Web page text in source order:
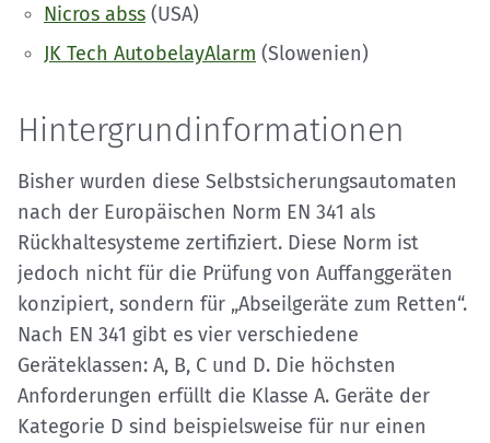
Nicros abss (USA)
JK Tech AutobelayAlarm (Slowenien)
Hintergrundinformationen
Bisher wurden diese Selbstsicherungsautomaten
nach der Europäischen Norm EN 341 als
Rückhaltesysteme zertifiziert. Diese Norm ist
jedoch nicht für die Prüfung von Auffanggeräten
konzipiert, sondern für „Abseilgeräte zum Retten“.
Nach EN 341 gibt es vier verschiedene
Geräteklassen: A, B, C und D. Die höchsten
Anforderungen erfüllt die Klasse A. Geräte der
Kategorie D sind beispielsweise für nur einen